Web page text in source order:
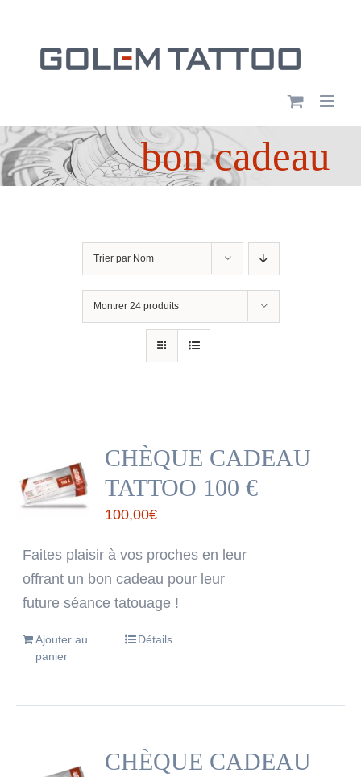
contenu
bon cadeau
Trier par Nom
Montrer 24 produits
CHÈQUE CADEAU
TATTOO 100 €
100,00€
Faites plaisir à vos proches en leur
offrant un bon cadeau pour leur
future séance tatouage !
Ajouter au
panier
Détails
CHÈQUE CADEAU